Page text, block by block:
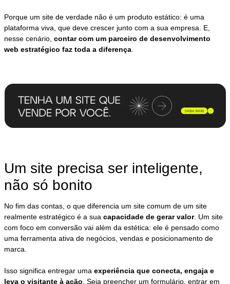
Porque um site de verdade não é um produto estático: é uma
plataforma viva, que deve crescer junto com a sua empresa. E,
nesse cenário,contar com um parceiro de desenvolvimento
web estratégico faz toda a diferença
Um site precisa ser inteligente,
não só bonito
No fim das contas, o que diferencia um site comum de um site
realmente estratégico é a suacapacidade de gerar valor. Um site
com foco em conversão vai além da estética: ele é pensado como
uma ferramenta ativa de negócios, vendas e posicionamento de
marca.
Isso significa entregar umaexperiência que conecta, engaja e
leva o visitante à ação . Seja preencher um formulário, entrar em